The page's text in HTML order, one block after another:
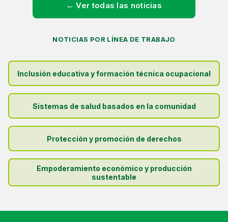
← Ver todas las noticias
NOTICIAS POR LÍNEA DE TRABAJO
Inclusión educativa y formación técnica ocupacional
Sistemas de salud basados en la comunidad
Protección y promoción de derechos
Empoderamiento económico y producción
sustentable